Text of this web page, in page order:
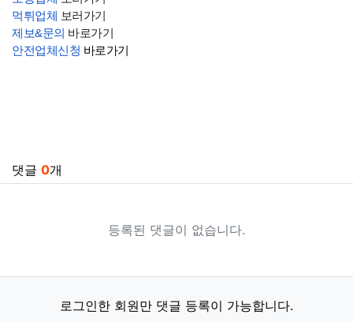
먹튀업체 보러가기
제보&문의 바로가기
안전업체신청 바로가기
댓글 0개
등록된 댓글이 없습니다.
로그인한 회원만 댓글 등록이 가능합니다.